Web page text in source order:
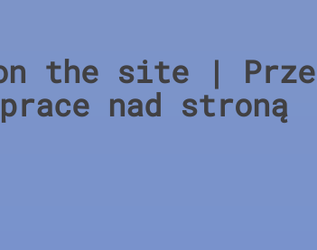
the site |
nad stroną